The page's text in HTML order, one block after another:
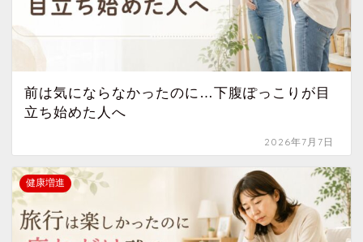
前は気にならなかったのに…下腹ぽっこりが目
立ち始めた人へ
2026年7月7日
健康増進